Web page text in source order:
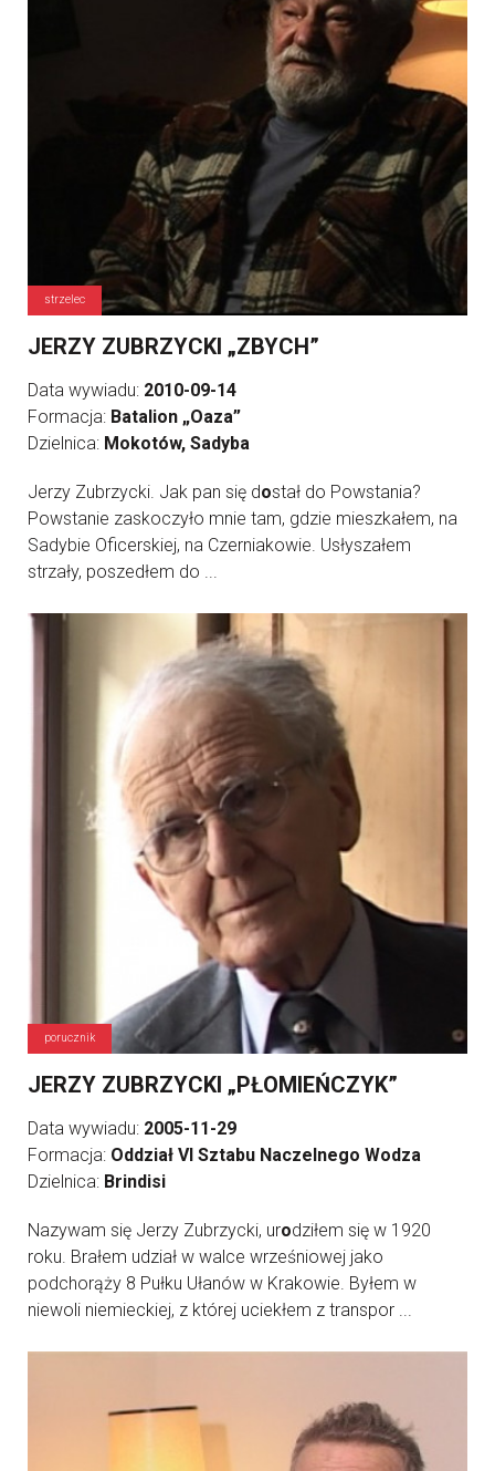
strzelec
JERZY ZUBRZYCKI „ZBYCH”
Data wywiadu: 2010-09-14
Formacja: Batalion „Oaza”
Dzielnica: Mokotów, Sadyba
Jerzy Zubrzycki. Jak pan się dostał do Powstania?
Powstanie zaskoczyło mnie tam, gdzie mieszkałem, na
Sadybie Oficerskiej, na Czerniakowie. Usłyszałem
strzały, poszedłem do ...
porucznik
JERZY ZUBRZYCKI „PŁOMIEŃCZYK”
Data wywiadu: 2005-11-29
Formacja: Oddział VI Sztabu Naczelnego Wodza
Dzielnica: Brindisi
Nazywam się Jerzy Zubrzycki, urodziłem się w 1920
roku. Brałem udział w walce wrześniowej jako
podchorąży 8 Pułku Ułanów w Krakowie. Byłem w
niewoli niemieckiej, z której uciekłem z transpor ...